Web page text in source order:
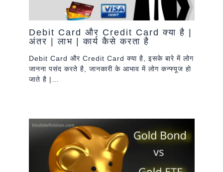
Debit Card और Credit Card क्या है |
अंतर | लाभ | कार्य कैसे करता है
Debit Card और Credit Card क्या है, इसके बारे में लोग
जानना पसंद करते है, जानकारी के आभाव में लोग कन्फ्यूज हो
जाते है |…